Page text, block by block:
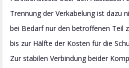
Trennung der Verkabelung ist dazu
bei Bedarf nur den betroffenen Teil
bis zur Hälfte der Kosten für die
Zur stabilen Verbindung beider